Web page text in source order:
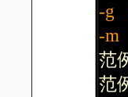
-g
-m
范
范